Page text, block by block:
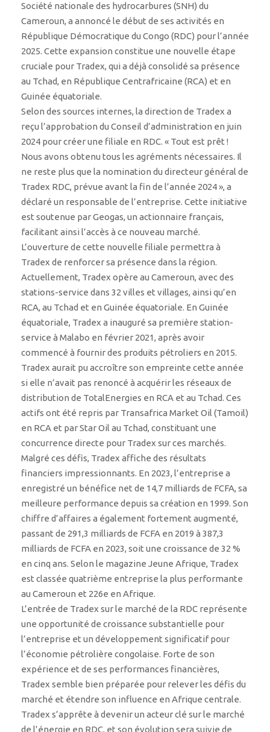
Société nationale des hydrocarbures (SNH) du
Cameroun, a annoncé le début de ses activités en
République Démocratique du Congo (RDC) pour l’année
2025. Cette expansion constitue une nouvelle étape
cruciale pour Tradex, qui a déjà consolidé sa présence
au Tchad, en République Centrafricaine (RCA) et en
Guinée équatoriale.
Selon des sources internes, la direction de Tradex a
reçu l’approbation du Conseil d’administration en juin
2024 pour créer une filiale en RDC. « Tout est prêt !
Nous avons obtenu tous les agréments nécessaires. Il
ne reste plus que la nomination du directeur général de
Tradex RDC, prévue avant la fin de l’année 2024 », a
déclaré un responsable de l’entreprise. Cette initiative
est soutenue par Geogas, un actionnaire français,
facilitant ainsi l’accès à ce nouveau marché.
L’ouverture de cette nouvelle filiale permettra à
Tradex de renforcer sa présence dans la région.
Actuellement, Tradex opère au Cameroun, avec des
stations-service dans 32 villes et villages, ainsi qu’en
RCA, au Tchad et en Guinée équatoriale. En Guinée
équatoriale, Tradex a inauguré sa première station-
service à Malabo en février 2021, après avoir
commencé à fournir des produits pétroliers en 2015.
Tradex aurait pu accroître son empreinte cette année
si elle n’avait pas renoncé à acquérir les réseaux de
distribution de TotalEnergies en RCA et au Tchad. Ces
actifs ont été repris par Transafrica Market Oil (Tamoil)
en RCA et par Star Oil au Tchad, constituant une
concurrence directe pour Tradex sur ces marchés.
Malgré ces défis, Tradex affiche des résultats
financiers impressionnants. En 2023, l’entreprise a
enregistré un bénéfice net de 14,7 milliards de FCFA, sa
meilleure performance depuis sa création en 1999. Son
chiffre d’affaires a également fortement augmenté,
passant de 291,3 milliards de FCFA en 2019 à 387,3
milliards de FCFA en 2023, soit une croissance de 32 %
en cinq ans. Selon le magazine Jeune Afrique, Tradex
est classée quatrième entreprise la plus performante
au Cameroun et 226e en Afrique.
L’entrée de Tradex sur le marché de la RDC représente
une opportunité de croissance substantielle pour
l’entreprise et un développement significatif pour
l’économie pétrolière congolaise. Forte de son
expérience et de ses performances financières,
Tradex semble bien préparée pour relever les défis du
marché et étendre son influence en Afrique centrale.
Tradex s’apprête à devenir un acteur clé sur le marché
de l’énergie en RDC, et son évolution sera suivie de